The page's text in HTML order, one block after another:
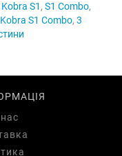
S1 , S1 Combo,
Kobra S1 Combo, 3